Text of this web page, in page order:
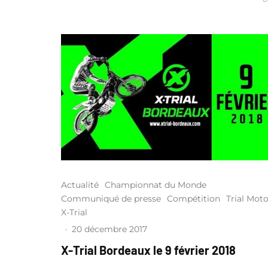
Actualité Championnat du Monde
Communiqué de presse Compétition
Trial Moto
X-Trial
· 20 décembre 2017
X-Trial Bordeaux le 9 février 2018